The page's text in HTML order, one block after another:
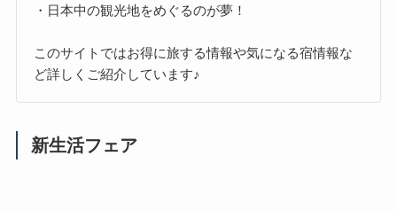
・日本中の観光地をめぐるのが夢！
このサイトではお得に旅する情報や気になる宿情報な
ど詳しくご紹介しています♪
新生活フェア